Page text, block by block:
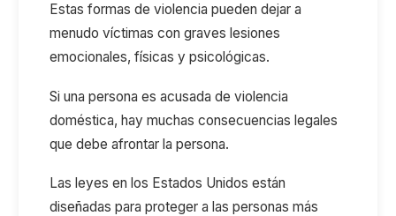
Estas formas de violencia pueden dejar a
menudo víctimas con graves lesiones
emocionales, físicas y psicológicas.
Si una persona es acusada de violencia
doméstica, hay muchas consecuencias legales
que debe afrontar la persona.
Las leyes en los Estados Unidos están
diseñadas para proteger a las personas más